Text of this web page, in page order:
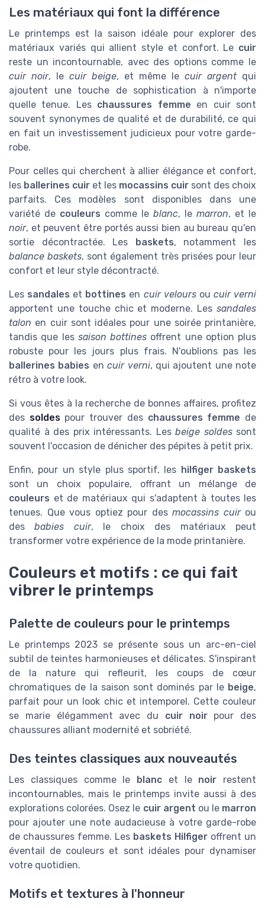
Les matériaux qui font la différence
Le printemps est la saison idéale pour explorer des
matériaux variés qui allient style et confort. Le cuir
reste un incontournable, avec des options comme le
cuir noir, le cuir beige, et même le cuir argentqui
ajoutent une touche de sophistication à n'importe
quelle tenue. Les chaussures femme en cuir sont
souvent synonymes de qualité et de durabilité, ce qui
en fait un investissement judicieux pour votre garde-
robe.
Pour celles qui cherchent à allier élégance et confort,
les ballerines cuir et les mocassins cuir sont des choix
parfaits. Ces modèles sont disponibles dans une
variété de couleurs comme le blanc, le marron, et le
noir, et peuvent être portés aussi bien au bureau qu'en
sortie décontractée. Les baskets, notamment les
balance baskets, sont également très prisées pour leur
confort et leur style décontracté.
Les sandales et bottines en cuir veloursou cuir verni
apportent une touche chic et moderne. Les sandales
talon en cuir sont idéales pour une soirée printanière,
tandis que les saison bottines offrent une option plus
robuste pour les jours plus frais. N'oublions pas les
ballerines babies encuir verni, qui ajoutent une note
rétro à votre look.
Si vous êtes à la recherche de bonnes affaires, profitez
des soldespour trouver des chaussures femme de
qualité à des prix intéressants. Les beige soldessont
souvent l'occasion de dénicher des pépites à petit prix.
Enfin, pour un style plus sportif, les hilfiger baskets
sont un choix populaire, offrant un mélange de
couleurs et de matériaux qui s'adaptent à toutes les
tenues. Que vous optiez pour des mocassins cuirou
desbabies cuir, le choix des matériaux peut
transformer votre expérience de la mode printanière.
Couleurs et motifs : ce qui fait
vibrer le printemps
Palette de couleurs pour le printemps
Le printemps 2023 se présente sous un arc-en-ciel
subtil de teintes harmonieuses et délicates. S'inspirant
de la nature qui refleurit, les coups de cœur
chromatiques de la saison sont dominés par le beige,
parfait pour un look chic et intemporel. Cette couleur
se marie élégamment avec du cuir noirpour des
chaussures alliant modernité et sobriété.
Des teintes classiques aux nouveautés
Les classiques comme le blanc et le noir restent
incontournables, mais le printemps invite aussi à des
explorations colorées. Osez le cuir argent ou le marron
pour ajouter une note audacieuse à votre garde-robe
de chaussures femme. Les baskets Hilfiger offrent un
éventail de couleurs et sont idéales pour dynamiser
votre quotidien.
Motifs et textures à l'honneur